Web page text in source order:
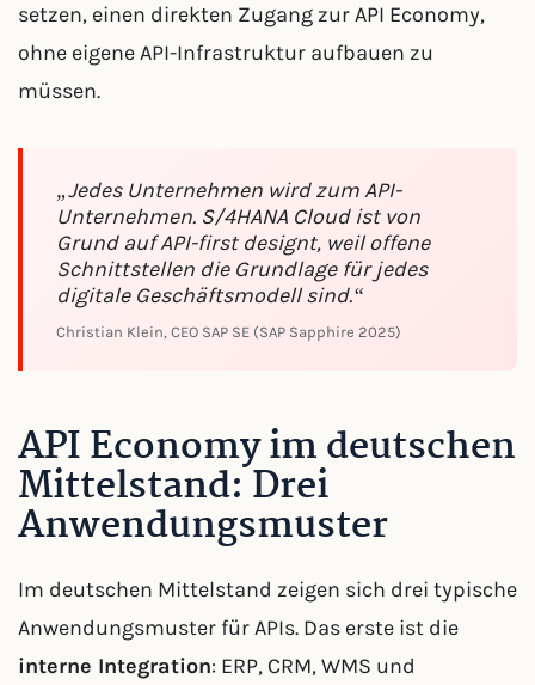
setzen, einen direkten Zugang zur API Economy,
ohne eigene API-Infrastruktur aufbauen zu
müssen.
„Jedes Unternehmen wird zum API-
Unternehmen. S/4HANA Cloud ist von
Grund auf API-first designt, weil offene
Schnittstellen die Grundlage für jedes
digitale Geschäftsmodell sind.“
Christian Klein, CEO SAP SE (SAP Sapphire 2025)
API Economy im deutschen
Mittelstand: Drei
Anwendungsmuster
Im deutschen Mittelstand zeigen sich drei typische
Anwendungsmuster für APIs. Das erste ist die
interne Integration: ERP, CRM, WMS und